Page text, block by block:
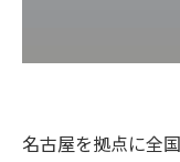
名古屋を拠点に全